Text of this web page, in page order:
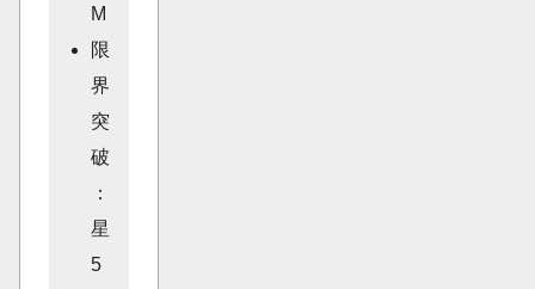
M
限
界
突
破
：
星
5